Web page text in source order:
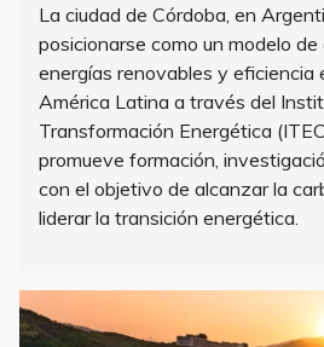
La ciudad de Córdoba, en
posicionarse como un modelo
energías renovables y eficiencia
América Latina a través del
Transformación Energética
promueve formación,
con el objetivo de alcanzar la
liderar la transición energética.